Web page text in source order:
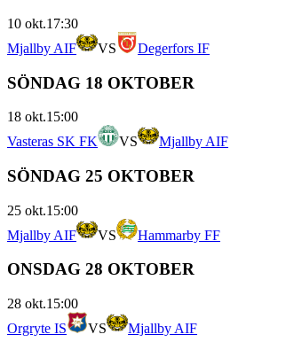
10 okt.17:30
Mjallby AIF
VS Degerfors IF
SÖNDAG 18 OKTOBER
18 okt.15:00
Vasteras SK FK
VS Mjallby AIF
SÖNDAG 25 OKTOBER
25 okt.15:00
Mjallby AIF
VS Hammarby FF
ONSDAG 28 OKTOBER
28 okt.15:00
Orgryte IS
VS Mjallby AIF